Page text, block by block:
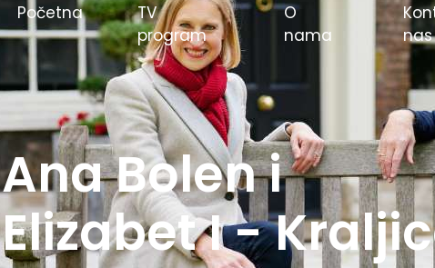
Početna(current)
TV
program
O
nama
nas
Hitlerove igre u
boji - Berlin 1936.